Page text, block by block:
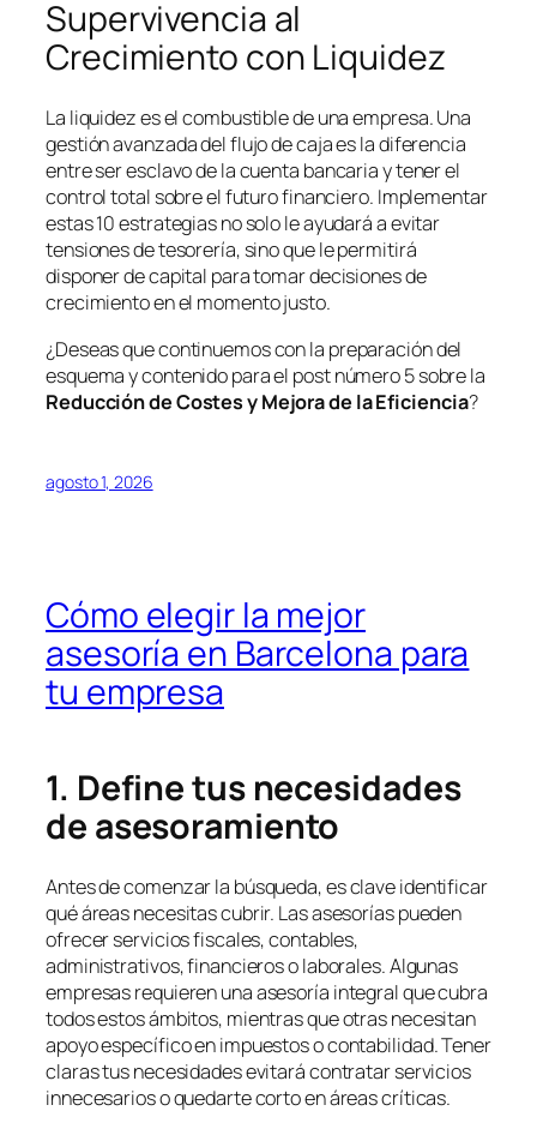
Supervivencia al
Crecimiento con Liquidez
La liquidez es el combustible de una empresa. Una
gestión avanzada del flujo de caja es la diferencia
entre ser esclavo de la cuenta bancaria y tener el
control total sobre el futuro financiero. Implementar
estas 10 estrategias no solo le ayudará a evitar
tensiones de tesorería, sino que le permitirá
disponer de capital para tomar decisiones de
crecimiento en el momento justo.
¿Deseas que continuemos con la preparación del
esquema y contenido para el post número 5 sobre la
Reducción de Costes y Mejora de la Eficiencia?
agosto 1, 2026
Cómo elegir la mejor
asesoría en Barcelona para
tu empresa
1. Define tus necesidades
de asesoramiento
Antes de comenzar la búsqueda, es clave identificar
qué áreas necesitas cubrir. Las asesorías pueden
ofrecer servicios fiscales, contables,
administrativos, financieros o laborales. Algunas
empresas requieren una asesoría integral que cubra
todos estos ámbitos, mientras que otras necesitan
apoyo específico en impuestos o contabilidad. Tener
claras tus necesidades evitará contratar servicios
innecesarios o quedarte corto en áreas críticas.